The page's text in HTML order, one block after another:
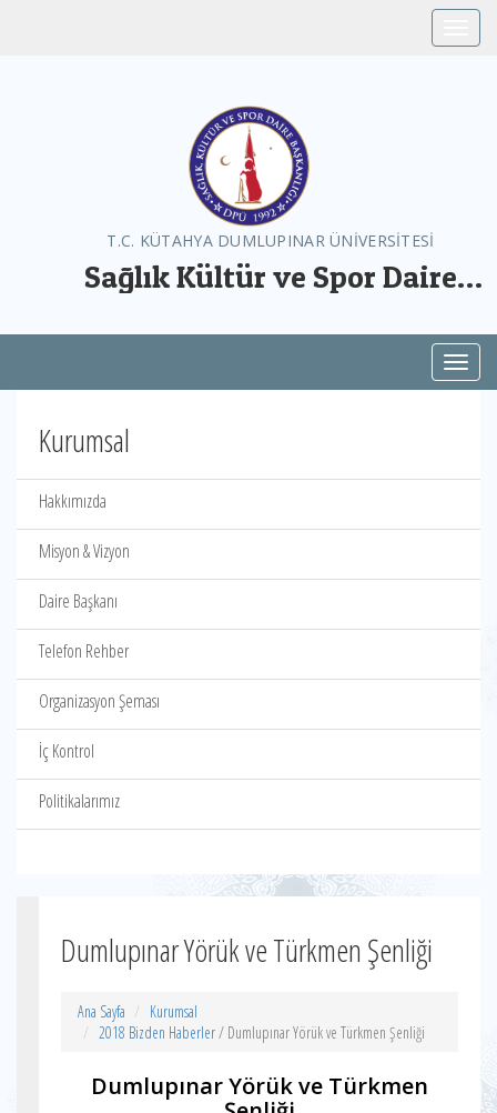
T.C. KÜTAHYA DUMLUPINAR ÜNİVERSİTESİ
Sağlık Kültür ve Spor Daire
Kurumsal
Hakkımızda
Misyon & Vizyon
Daire Başkanı
Telefon Rehber
Organizasyon Şeması
İç Kontrol
Politikalarımız
Dumlupınar Yörük ve Türkmen Şenliği
Ana Sayfa
Kurumsal
2018 Bizden Haberler/ Dumlupınar Yörük ve Türkmen Şenliği
Dumlupınar Yörük ve Türkmen